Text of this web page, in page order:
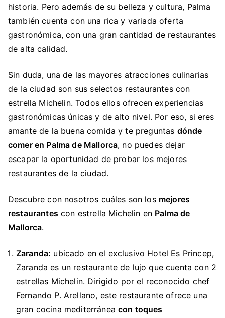
historia. Pero además de su belleza y cultura, Palma
también cuenta con una rica y variada oferta
gastronómica, con una gran cantidad de restaurantes
de alta calidad.
Sin duda, una de las mayores atracciones culinarias
de la ciudad son sus selectos restaurantes con
estrella Michelin. Todos ellos ofrecen experiencias
gastronómicas únicas y de alto nivel. Por eso, si eres
amante de la buena comida y te preguntas dónde
comer en Palma de Mallorca, no puedes dejar
escapar la oportunidad de probar los mejores
restaurantes de la ciudad.
Descubre con nosotros cuáles son los mejores
restaurantes con estrella Michelin en Palma de
Mallorca.
Zaranda: ubicado en el exclusivo Hotel Es Princep,
Zaranda es un restaurante de lujo que cuenta con 2
estrellas Michelin. Dirigido por el reconocido chef
Fernando P. Arellano, este restaurante ofrece una
gran cocina mediterráneacon toques